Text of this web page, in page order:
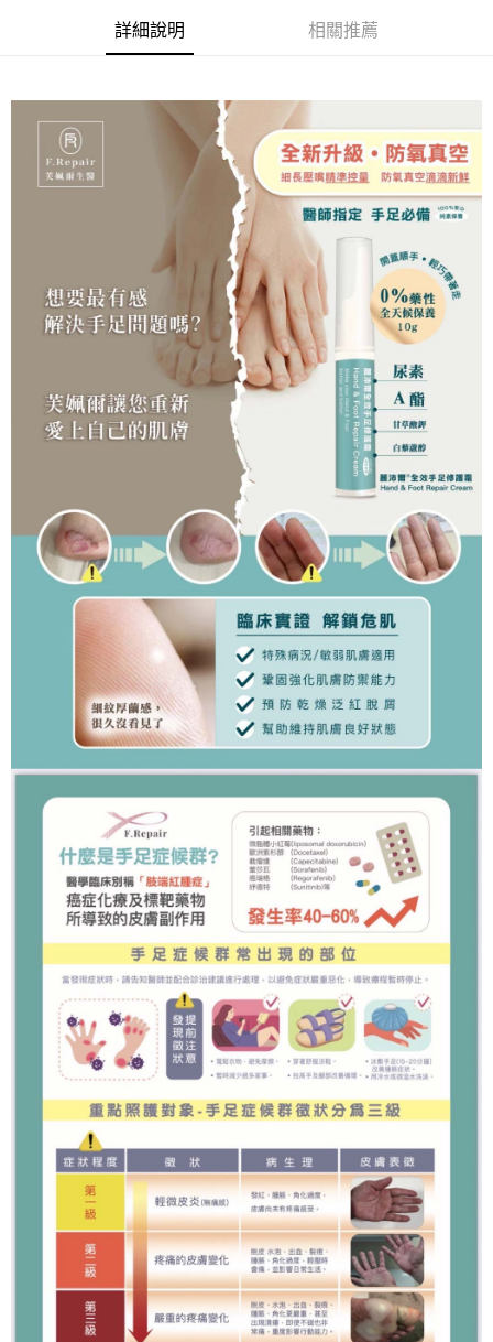
上海商業儲蓄銀行
台北富邦商業銀行
國泰世華商業銀行
匯豐（台灣）商業銀行
華泰商業銀行
聯邦商業銀行
遠東國際商業銀行
元大商業銀行
永豐商業銀行
玉山商業銀行
星展（台灣）商業銀行
中國信託商業銀行
合作金庫商業銀行
第一商業銀行
台中商業銀行
匯豐（台灣）商業銀行
華泰商業銀行
聯邦商業銀行
遠東國際商業銀行
元大商業銀行
永豐商業銀行
星展（台灣）商業銀行
中國信託商業銀行
悠遊付
Google Pay
相關說明
【大哥付你分期使用說明】
1.本服務由台灣大哥大提供，台灣大哥大用戶可立即使用無須另外申請。
2.付款方式選擇「大哥付你分期」，訂單成立後會自動跳轉到大哥付的交易
流程，驗證手機門號後，選擇欲分期的期數、繳款截止日，確認付款後即完
成交易。
3.實際核准額度、可分期數及費用金額請依後續交易確認頁面所載為準。
4.訂單成立30分鐘內，如未前往確認交易或遇審核未通過，訂單將自動取
消。如遇「轉專審核」未通過狀況，表示未達大哥付你分期系統評分，恕無
1.分期款項不併入電信帳單，「大哥付你分期」於每月結算日後寄送繳費提
醒簡訊。
2.透過簡訊連結打開帳單後，可選擇「超商條碼／台灣大直營門市／銀行轉
帳／街口支付／iPASS MONEY」等通路繳費。
1.本服務係由「台灣大哥大股份有限公司」（以下簡稱本公司）所提供，讓
用戶於交易時，得透過本服務購買商品或服務，並由商店將買賣／分期付款
買賣價金債權讓與本公司後，依約使用本公司帳單繳交帳款。
2.基於同意付款使用「大哥付你分期」之契約關係目的，商店將以您的個人
資料（包含姓名、電話或地址）提供予台灣大哥大進項蒐集、處理及利用，
由本公司與您本人進行分期帳單所需資料之確認、核對及更正。
AFTEE先享後付
【關於「AFTEE先享後付」】
AFTEE先享後付是「在收到商品之後才付款」的支付方式。 讓您購物簡單
便利好安心！
１．簡單：不需註冊會員、不需綁卡、不需儲值。
２．便利：只要手機號碼，簡訊認證，即可結帳。
３．安心：先確認商品／服務後，再付款。
【「AFTEE先享後付」結帳流程】
１．於結帳方式選擇「AFTEE先享後付」後，將跳轉至「AFTEE先享後付」
結帳頁面，進行簡訊認證並確認金額後，即可完成結帳。
３．收到繳費通知簡訊後14天內，點擊此簡訊中的連結，可透過四大超商／
ATM／網路銀行／等多元方式進行付款，方視為交易完成。
※ 請注意：結帳手續完成當下不需立刻繳費，但若您需要取消訂單，請聯絡
購買商品的店家。未經商家同意取消之訂單仍視為有效，需透過AFTEE先享
後付繳納相關費用。
※ 交易是否成功請以「AFTEE先享後付 」之結帳頁面顯示為準，若有關於
是否繳費成功／繳費後需取消欲退款等相關疑問，請聯繫「AFTEE先享後付
客戶支援中心」https://netprotections.freshdesk.com/support/home
１．透過由恩沛科技股份有限公司提供之「AFTEE先享後付」服務完成之交
易，需依本服務之必要範圍內提供個人資料，並將交易相關給付款項請求債
權轉讓予恩沛科技股份有限公司。
２．關於個人資料處理事宜，請瀏覽以下網址：
https://aftee.tw/terms/#terms3
３．未成年的使用者請事先徵得法定代理人或監護人之同意方可使用
「AFTEE先享後付」，若未經同意申辦者引起之損失，本公司不負相關責
任。
４．使用「AFTEE先享後付」時，將依據個別帳號之用戶狀況，依本公司即
時審查核予不同之上限額度；若仍有額度不足之情形，本公司將視審查結果
請求用戶進行身份認證。
５．嚴禁一人註冊多個帳號或使用他人資訊註冊。若發現惡意使用之情形，
恩沛科技股份有限公司將有權停止該用戶之使用額度並採取法律行動。
ATM付款
每筆NT$65，滿NT$499(含以上)免運費
付款後萊爾富取貨
每筆NT$65，滿NT$799(含以上)免運費
每筆NT$65，滿NT$799(含以上)免運費
每筆NT$80，滿NT$999(含以上)免運費
詳細說明 相關推薦